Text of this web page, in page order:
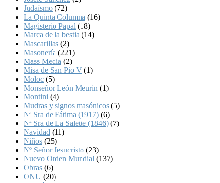
Judaísmo (72)
La Quinta Columna (16)
Magisterio Papal (18)
Marca de la bestia (14)
Mascarillas (2)
Masonería (221)
Mass Media (2)
Misa de San Pio V (1)
Moloc (5)
Monseñor León Meurin (1)
Montini (4)
Mudras y signos masónicos (5)
Nª Sra de Fátima (1917) (6)
Nª Sra de La Salette (1846) (7)
Navidad (11)
Niños (25)
Nº Señor Jesucristo (23)
Nuevo Orden Mundial (137)
Obras (6)
ONU (20)